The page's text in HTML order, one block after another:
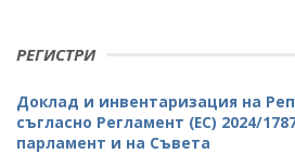
РЕГИСТРИ
Доклад и инвентаризация на
съгласно Регламент (ЕС) 2024/
парламент и на Съвета